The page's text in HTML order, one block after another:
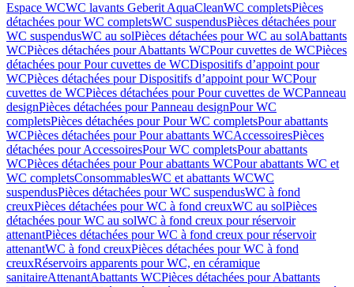
Espace WCWC lavants Geberit AquaCleanWC completsPièces
détachées pour WC completsWC suspendusPièces détachées pour
WC suspendusWC au solPièces détachées pour WC au solAbattants
WCPièces détachées pour Abattants WCPour cuvettes de WCPièces
détachées pour Pour cuvettes de WCDispositifs d’appoint pour
WCPièces détachées pour Dispositifs d’appoint pour WCPour
cuvettes de WCPièces détachées pour Pour cuvettes de WCPanneau
designPièces détachées pour Panneau designPour WC
completsPièces détachées pour Pour WC completsPour abattants
WCPièces détachées pour Pour abattants WCAccessoiresPièces
détachées pour AccessoiresPour WC completsPour abattants
WCPièces détachées pour Pour abattants WCPour abattants WC et
WC completsConsommablesWC et abattants WCWC
suspendusPièces détachées pour WC suspendusWC à fond
creuxPièces détachées pour WC à fond creuxWC au solPièces
détachées pour WC au solWC à fond creux pour réservoir
attenantPièces détachées pour WC à fond creux pour réservoir
attenantWC à fond creuxPièces détachées pour WC à fond
creuxRéservoirs apparents pour WC, en céramique
sanitaireAttenantAbattants WCPièces détachées pour Abattants